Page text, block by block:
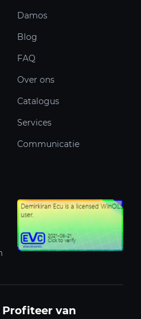
Damos
Blog
FAQ
Over ons
Catalogus
Services
Communicatie
Profiteer van